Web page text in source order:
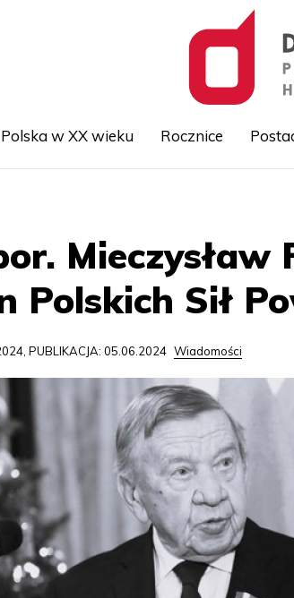
Polska w XX wieku Rocznice
Polskich Sił
PUBLIKACJA: 05.06.2024 Wiadomości